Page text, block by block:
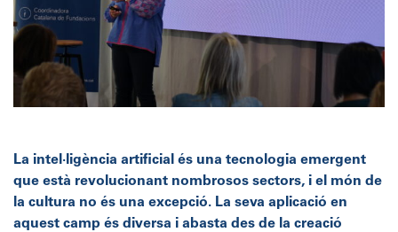
La intel·ligència artificial és una tecnologia emergent
que està revolucionant nombrosos sectors, i el món de
la cultura no és una excepció. La seva aplicació en
aquest camp és diversa i abasta des de la creació